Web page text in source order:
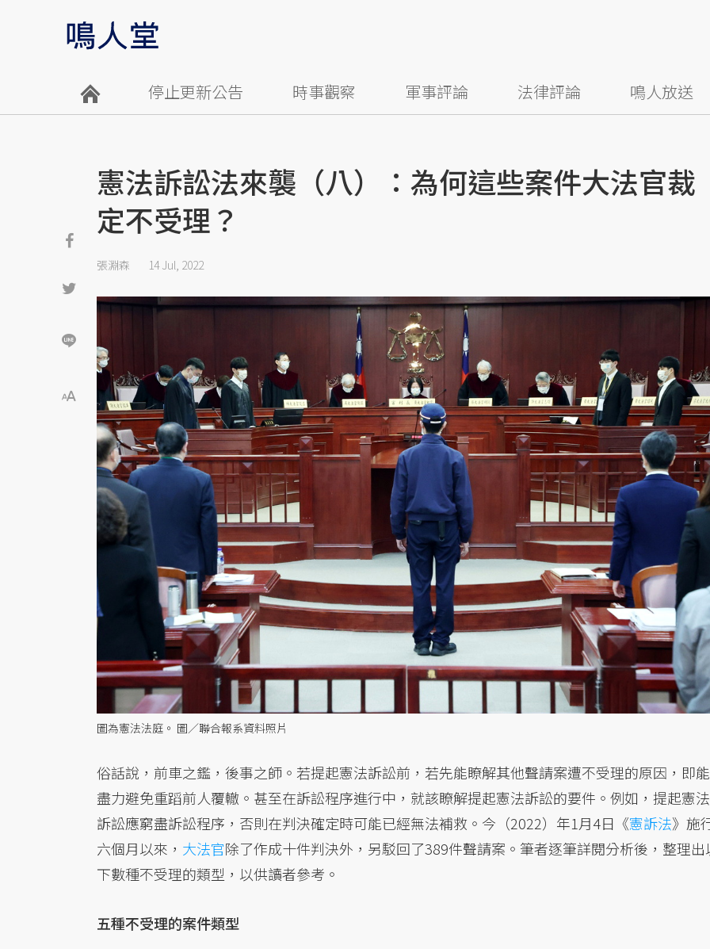
停止更新公告 時事觀察 軍事評論 法律評論 鳴人放送
憲法訴訟法來襲（八）：為何這些案件大法官裁
定不受理？
張淵森 14 Jul, 2022
圖為憲法法庭。 圖／聯合報系資料照片
俗話說，前車之鑑，後事之師。若提起憲法訴訟前，若先能瞭解其他聲請案遭不受理的原因，即能
盡力避免重蹈前人覆轍。甚至在訴訟程序進行中，就該瞭解提起憲法訴訟的要件。例如，提起憲法
訴訟應窮盡訴訟程序，否則在判決確定時可能已經無法補救。今（2022）年1月4日《憲訴法》施
六個月以來， 大法官除了作成十件判決外，另駁回了389件聲請案。筆者逐筆詳閱分析後，整理出
下數種不受理的類型，以供讀者參考。
五種不受理的案件類型